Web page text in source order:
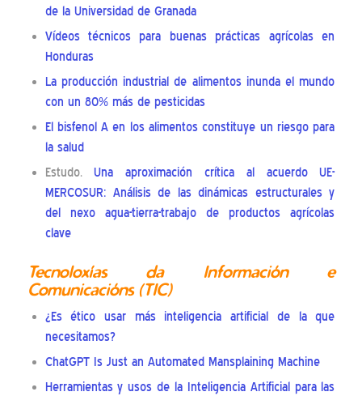
de la Universidad de Granada
Vídeos técnicos para buenas prácticas agrícolas en
Honduras
La producción industrial de alimentos inunda el mundo
con un 80% más de pesticidas
El bisfenol A en los alimentos constituye un riesgo para
la salud
Estudo.Una aproximación crítica al acuerdo UE-
MERCOSUR: Análisis de las dinámicas estructurales y
del nexo agua-tierra-trabajo de productos agrícolas
clave
Tecnoloxías da Información e
Comunicacións (TIC)
¿Es ético usar más inteligencia artificial de la que
necesitamos?
ChatGPT Is Just an Automated Mansplaining Machine
Herramientas y usos de la Inteligencia Artificial para las